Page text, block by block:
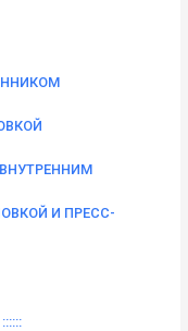
И ПРЕСС-